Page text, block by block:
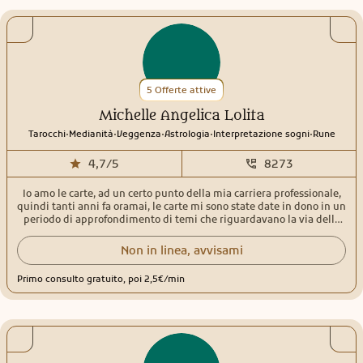
5 Offerte attive
Michelle Angelica Lolita
Tarocchi.Medianità.Veggenza.Astrologia.Interpretazione sogni.Rune
4,7/5 8273
Io amo le carte, ad un certo punto della mia carriera professionale,
quindi tanti anni fa oramai, le carte mi sono state date in dono in un
periodo di approfondimento di temi che riguardavano la via della
più profondi all’esterno soprattutto in amore. La voce dunque e la
chiaroudienza sono i miei doni principali con le carte che sono gli
ritorni in amore tanto da volerne diventare un esperta, specialista
di casi impossibili ma poi ho scoperto che il mio dono reale è la
cosa dice il cliente davvero e quali risposte sta cercando. Da 30 anni
non ho mai smesso di formarmi e di aggiornarmi A proposito dei
tempi ci credo fortemente anzi direi che sono una forte sostenitrice
Non in linea, avvisami
Primo consulto gratuito, poi 2,5€/min